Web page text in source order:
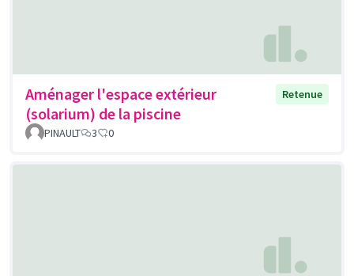
Aménager l'espace extérieur
(solarium) de la piscine
Retenue
PINAULT 3 0